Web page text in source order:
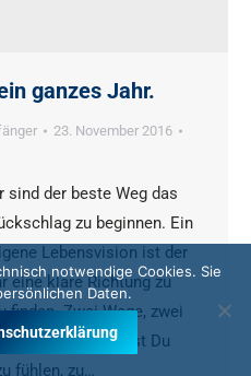
ganzes Jahr.
23. November 2016
sind der beste Weg das
zu beginnen. Ein
Lebensvision ist der
eine klare Richtung zu
finden. Zwei Wege, zwei
Entscheidung: Bist Du
fühlen, zu…
notwendige Cookies. Sie
Daten.